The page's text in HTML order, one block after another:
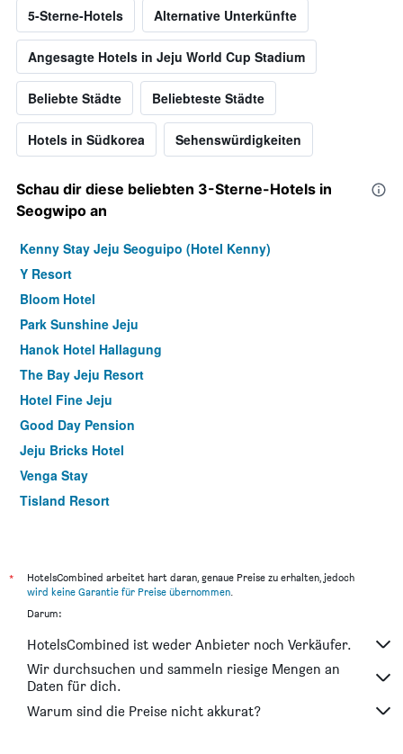
5-Sterne-Hotels Alternative Unterkünfte
Angesagte Hotels in Jeju World Cup Stadium
Beliebte Städte Beliebteste Städte
Hotels in Südkorea Sehenswürdigkeiten
Schau dir diese beliebten 3-Sterne-Hotels in
Seogwipo an
Kenny Stay Jeju Seoguipo (Hotel Kenny)
Y Resort
Bloom Hotel
Park Sunshine Jeju
Hanok Hotel Hallagung
The Bay Jeju Resort
Hotel Fine Jeju
Good Day Pension
Jeju Bricks Hotel
Venga Stay
Tisland Resort
Minitel Soul
Hotel scarboro
Seogwipo World Cup Resort
Cheonjiyeon Crystal Hotel
From H Tea Resort Jeju Seongsan
*
HotelsCombined arbeitet hart daran, genaue Preise zu erhalten, jedoch
wird keine Garantie für Preise übernommen.
Darum:
HotelsCombined ist weder Anbieter noch Verkäufer.
Wir durchsuchen und sammeln riesige Mengen an
Daten für dich.
Warum sind die Preise nicht akkurat?